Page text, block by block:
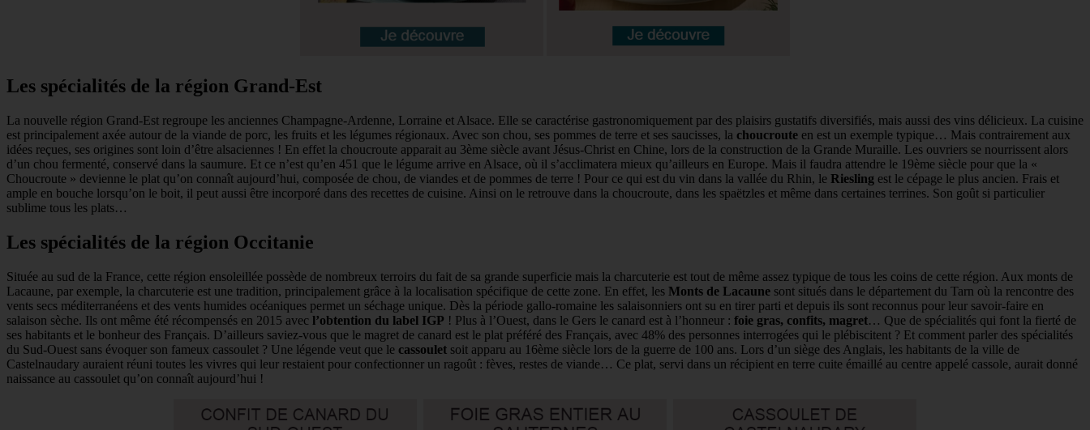
Les spécialités de la région Grand-Est
La nouvelle région Grand-Est regroupe les anciennes Champagne-Ardenne, Lorraine et Alsace. Elle se caractérise gastronomiquement par des plaisirs gustatifs diversifiés, mais aussi des vins délicieux. La cuisine
est principalement axée autour de la viande de porc, les fruits et les légumes régionaux. Avec son chou, ses pommes de terre et ses saucisses, la choucroute en est un exemple typique… Mais contrairement aux
idées reçues, ses origines sont loin d’être alsaciennes ! En effet la choucroute apparait au 3ème siècle avant Jésus-Christ en Chine, lors de la construction de la Grande Muraille. Les ouvriers se nourrissent alors
d’un chou fermenté, conservé dans la saumure. Et ce n’est qu’en 451 que le légume arrive en Alsace, où il s’acclimatera mieux qu’ailleurs en Europe. Mais il faudra attendre le 19ème siècle pour que la «
Choucroute » devienne le plat qu’on connaît aujourd’hui, composée de chou, de viandes et de pommes de terre ! Pour ce qui est du vin dans la vallée du Rhin, le Riesling est le cépage le plus ancien. Frais et
ample en bouche lorsqu’on le boit, il peut aussi être incorporé dans des recettes de cuisine. Ainsi on le retrouve dans la choucroute, dans les spaëtzles et même dans certaines terrines. Son goût si particulier
sublime tous les plats…
Les spécialités de la région Occitanie
Située au sud de la France, cette région ensoleillée possède de nombreux terroirs du fait de sa grande superficie mais la charcuterie est tout de même assez typique de tous les coins de cette région. Aux monts de
Lacaune, par exemple, la charcuterie est une tradition, principalement grâce à la localisation spécifique de cette zone. En effet, les Monts de Lacaune sont situés dans le département du Tarn où la rencontre des
vents secs méditerranéens et des vents humides océaniques permet un séchage unique. Dès la période gallo-romaine les salaisonniers ont su en tirer parti et depuis ils sont reconnus pour leur savoir-faire en
salaison sèche. Ils ont même été récompensés en 2015 avec l’obtention du label IGP ! Plus à l’Ouest, dans le Gers le canard est à l’honneur : foie gras, confits, magret… Que de spécialités qui font la fierté de
ses habitants et le bonheur des Français. D’ailleurs saviez-vous que le magret de canard est le plat préféré des Français, avec 48% des personnes interrogées qui le plébiscitent ? Et comment parler des spécialités
du Sud-Ouest sans évoquer son fameux cassoulet ? Une légende veut que le cassoulet soit apparu au 16ème siècle lors de la guerre de 100 ans. Lors d’un siège des Anglais, les habitants de la ville de
Castelnaudary auraient réuni toutes les vivres qui leur restaient pour confectionner un ragoût : fèves, restes de viande… Ce plat, servi dans un récipient en terre cuite émaillé au centre appelé cassole, aurait donné
naissance au cassoulet qu’on connaît aujourd’hui !